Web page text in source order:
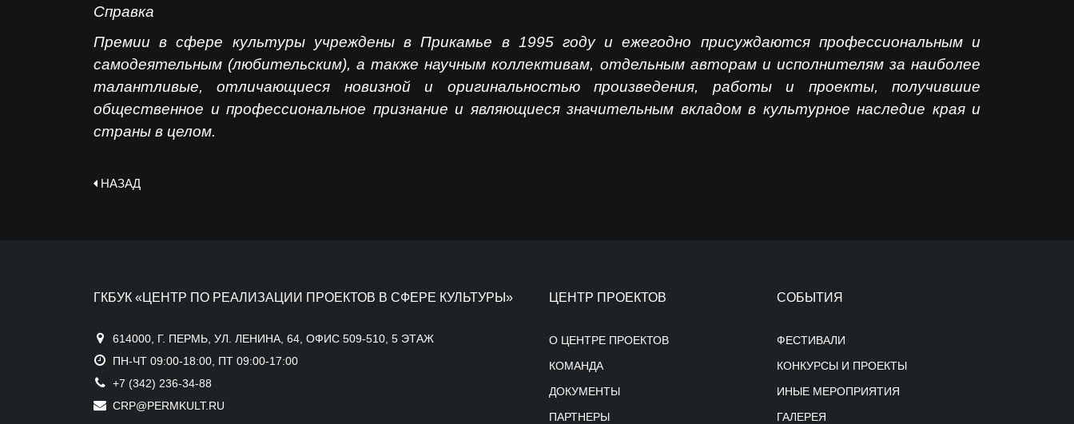
Справка
Премии в сфере культуры учреждены в Прикамье в 1995 году и ежегодно присуждаются профессиональным и
самодеятельным (любительским), а также научным коллективам, отдельным авторам и исполнителям за наиболее
талантливые, отличающиеся новизной и оригинальностью произведения, работы и проекты, получившие
общественное и профессиональное признание и являющиеся значительным вкладом в культурное наследие края и
страны в целом.
НАЗАД
ГКБУК «ЦЕНТР ПО РЕАЛИЗАЦИИ ПРОЕКТОВ В СФЕРЕ КУЛЬТУРЫ»
614000, Г. ПЕРМЬ, УЛ. ЛЕНИНА, 64, ОФИС 509-510, 5 ЭТАЖ
ПН-ЧТ 09:00-18:00, ПТ 09:00-17:00
+7 (342) 236-34-88
CRP@PERMKULT.RU
ЦЕНТР ПРОЕКТОВ
О ЦЕНТРЕ ПРОЕКТОВ
КОМАНДА
ДОКУМЕНТЫ
ПАРТНЕРЫ
СОБЫТИЯ
ФЕСТИВАЛИ
КОНКУРСЫ И ПРОЕКТЫ
ИНЫЕ МЕРОПРИЯТИЯ
ГАЛЕРЕЯ